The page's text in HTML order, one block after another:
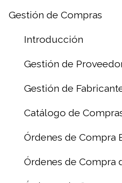
Gestión de Compras
Introducción
Gestión de
Gestión de
Catálogo de
Órdenes de Compra
Órdenes de Compra